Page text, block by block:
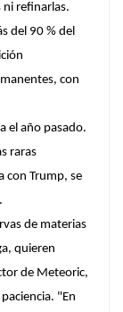
ni refinarlas.
del 90 % del
con
el año pasado.
raras
con Trump, se
de materias
quieren
de Meteoric,
"En